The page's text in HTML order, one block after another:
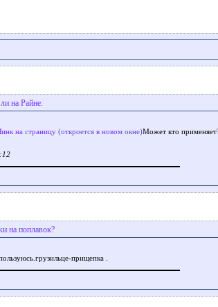
на Райне.
на страницу (откроется в новом окне)Может кто
на поплавок?
прищепка .